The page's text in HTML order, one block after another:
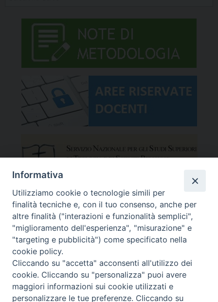
Copyright © Facoltà del Triveneto
Facoltà Teologica del Triveneto
Informativa
Utilizziamo cookie o tecnologie simili per
finalità tecniche e, con il tuo consenso, anche per
altre finalità ("interazioni e funzionalità semplici",
"miglioramento dell'esperienza", "misurazione" e
"targeting e pubblicità") come specificato nella
cookie policy.
Cliccando su "accetta" acconsenti all'utilizzo dei
cookie. Cliccando su "personalizza" puoi avere
maggiori informazioni sui cookie utilizzati e
personalizzare le tue preferenze. Cliccando su